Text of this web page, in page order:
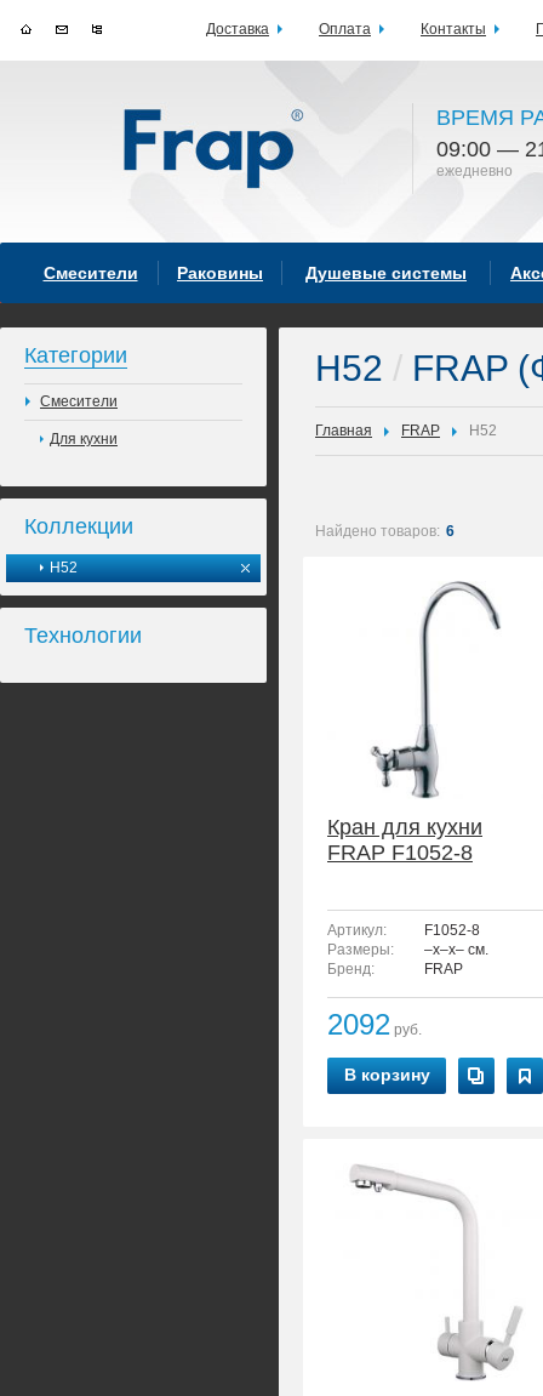
ВРЕМЯ
09:00 —
ежедневно
Смесители Раковины Душевые системы
Категории
Смесители
Для кухни
Коллекции
H52
Технологии
H52 / FRAP
Главная FRAP H52
Найдено товаров: 6
Кран для кухни
FRAP F1052-8
Артикул:
F1052-8
Размеры:
–x–x– см.
Бренд:
FRAP
2092 руб.
В корзину
Доставка Оплата Контакты